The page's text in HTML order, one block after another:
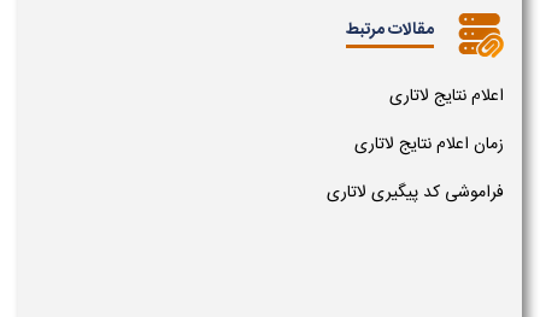
مقالات مرتبط
اعلام نتایج لاتاری
زمان اعلام نتایج لاتاری
فراموشی کد پیگیری لاتاری